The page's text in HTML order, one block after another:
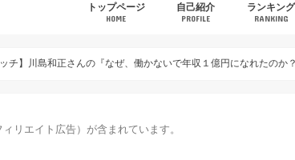
トップページ
HOME
自己紹介
PROFILE
ランキング
RANKING
ッチ】川島和正さんの『なぜ、働かないで年収１億円になれたのか
リエイト広告）が含まれています。